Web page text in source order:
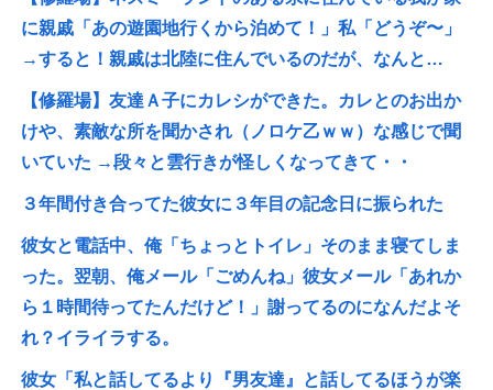
に親戚「あの遊園地行くから泊めて！」私「どうぞ〜」
→すると！親戚は北陸に住んでいるのだが、なんと…
【修羅場】友達Ａ子にカレシができた。カレとのお出か
けや、素敵な所を聞かされ（ノロケ乙ｗｗ）な感じで聞
いていた →段々と雲行きが怪しくなってきて・・
３年間付き合ってた彼女に３年目の記念日に振られた
彼女と電話中、俺「ちょっとトイレ」そのまま寝てしま
った。翌朝、俺メール「ごめんね」彼女メール「あれか
ら１時間待ってたんだけど！」謝ってるのになんだよそ
れ？イライラする。
彼女「私と話してるより『男友達』と話してるほうが楽